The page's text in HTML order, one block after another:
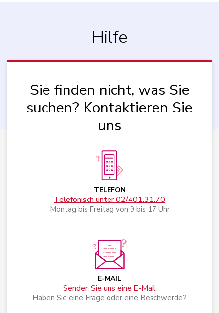
Hilfe
Sie finden nicht, was Sie
suchen? Kontaktieren Sie
uns
TELEFON
Telefonisch unter 02/401.31.70
Montag bis Freitag von 9 bis 17 Uhr
E-MAIL
Senden Sie uns eine E-Mail
Haben Sie eine Frage oder eine Beschwerde?